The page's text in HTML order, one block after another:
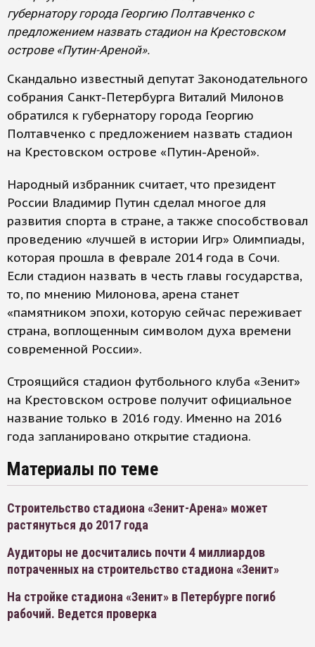
губернатору города Георгию Полтавченко с
предложением назвать стадион на Крестовском
острове «Путин-Ареной».
Скандально известный депутат Законодательного
собрания Санкт-Петербурга Виталий Милонов
обратился к губернатору города Георгию
Полтавченко с предложением назвать стадион
на Крестовском острове «Путин-Ареной».
Народный избранник считает, что президент
России Владимир Путин сделал многое для
развития спорта в стране, а также способствовал
проведению «лучшей в истории Игр» Олимпиады,
которая прошла в феврале 2014 года в Сочи.
Если стадион назвать в честь главы государства,
то, по мнению Милонова, арена станет
«памятником эпохи, которую сейчас переживает
страна, воплощенным символом духа времени
современной России».
Строящийся стадион футбольного клуба «Зенит»
на Крестовском острове получит официальное
название только в 2016 году. Именно на 2016
года запланировано открытие стадиона.
Материалы по теме
Строительство стадиона «Зенит-Арена» может
растянуться до 2017 года
Аудиторы не досчитались почти 4 миллиардов
потраченных на строительство стадиона «Зенит»
На стройке стадиона «Зенит» в Петербурге погиб
рабочий. Ведется проверка